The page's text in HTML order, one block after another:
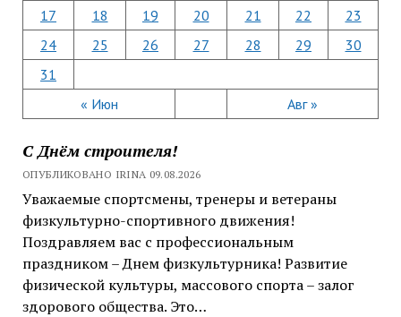
« Июн Авг »
17
18 19 20 21 22
23
24
25 26 27 28 29
30
31
С Днём строителя!
ОПУБЛИКОВАНО IRINA 09.08.2026
Уважаемые спортсмены, тренеры и ветераны
физкультурно-спортивного движения!
Поздравляем вас с профессиональным
праздником – Днем физкультурника! Развитие
физической культуры, массового спорта – залог
здорового общества. Это…